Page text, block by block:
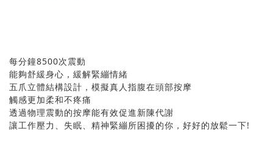
每分鐘8500次震動
能夠舒緩身心，緩解緊繃情緒
五爪立體結構設計，模擬真人指腹在頭部按摩
觸感更加柔和不疼痛
透過物理震動的按摩能有效促進新陳代謝
讓工作壓力、失眠、精神緊繃所困擾的你，好好的放鬆一下!